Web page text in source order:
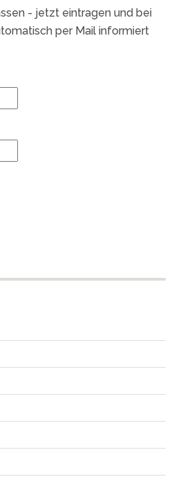
- jetzt eintragen und bei
per Mail informiert